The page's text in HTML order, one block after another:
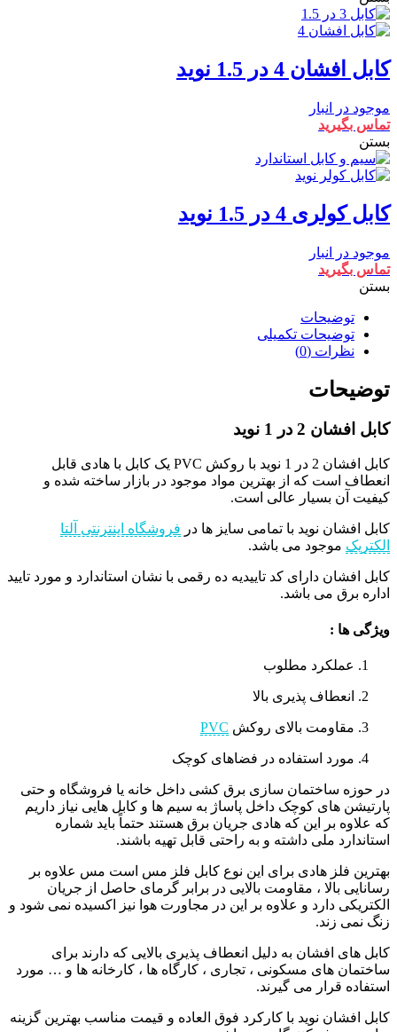
کابل افشان 4 در 1.5 نوید
موجود در انبار
تماس بگیرید
بستن
کابل کولری 4 در 1.5 نوید
موجود در انبار
تماس بگیرید
بستن
توضیحات
توضیحات تکمیلی
نظرات (0)
توضیحات
کابل افشان 2 در 1 نوید
کابل افشان 2 در 1 نوید با روکش PVC یک کابل با هادی قابل
انعطاف است که از بهترین مواد موجود در بازار ساخته شده و
کیفیت آن بسیار عالی است.
کابل افشان نوید با تمامی سایز ها در فروشگاه اینترنتی آلتا
الکتریک موجود می باشد.
کابل افشان دارای کد تاییدیه ده رقمی با نشان استاندارد و مورد تایید
اداره برق می باشد.
ویژگی ها :
عملکرد مطلوب
انعطاف پذیری بالا
مقاومت بالای روکش PVC
مورد استفاده در فضاهای کوچک
در حوزه ساختمان سازی برق کشی داخل خانه یا فروشگاه و حتی
پارتیشن های کوچک داخل پاساژ به سیم ها و کابل هایی نیاز داریم
که علاوه بر این که هادی جریان برق هستند حتماً باید شماره
استاندارد ملی داشته و به راحتی قابل تهیه باشند.
بهترین فلز هادی برای این نوع کابل فلز مس است مس علاوه بر
رسانایی بالا ، مقاومت بالایی در برابر گرمای حاصل از جریان
الکتریکی دارد و علاوه بر این در مجاورت هوا نیز اکسیده نمی شود و
زنگ نمی زند.
کابل های افشان به دلیل انعطاف پذیری بالایی که دارند برای
ساختمان های مسکونی ، تجاری ، کارگاه ها ، کارخانه ها و … مورد
استفاده قرار می گیرند.
کابل افشان نوید با کارکرد فوق العاده و قیمت مناسب بهترین گزینه